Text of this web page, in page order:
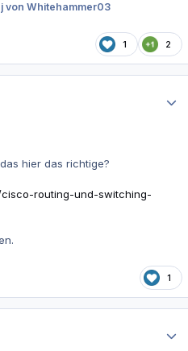
von Whitehammer03
1 2
hier das richtige?
routing-und-switching-
1